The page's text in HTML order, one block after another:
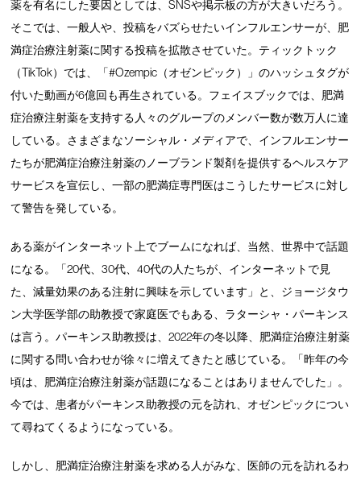
薬を有名にした要因としては、SNSや掲示板の方が大きいだろう。
そこでは、一般人や、投稿をバズらせたいインフルエンサーが、肥
満症治療注射薬に関する投稿を拡散させていた。ティックトック
（TikTok）では、「#Ozempic（オゼンピック）」のハッシュタグが
付いた動画が6億回も再生されている。フェイスブックでは、肥満
症治療注射薬を支持する人々のグループのメンバー数が数万人に達
している。さまざまなソーシャル・メディアで、インフルエンサー
たちが肥満症治療注射薬のノーブランド製剤を提供するヘルスケア
サービスを宣伝し、一部の肥満症専門医はこうしたサービスに対し
て警告を発している。
ある薬がインターネット上でブームになれば、当然、世界中で話題
になる。「20代、30代、40代の人たちが、インターネットで見
た、減量効果のある注射に興味を示しています」と、ジョージタウ
ン大学医学部の助教授で家庭医でもある、ラターシャ・パーキンス
は言う。パーキンス助教授は、2022年の冬以降、肥満症治療注射薬
に関する問い合わせが徐々に増えてきたと感じている。「昨年の今
頃は、肥満症治療注射薬が話題になることはありませんでした」。
今では、患者がパーキンス助教授の元を訪れ、オゼンピックについ
て尋ねてくるようになっている。
しかし、肥満症治療注射薬を求める人がみな、医師の元を訪れるわ